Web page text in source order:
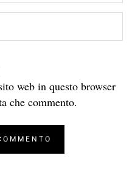
web in questo browser
che commento.